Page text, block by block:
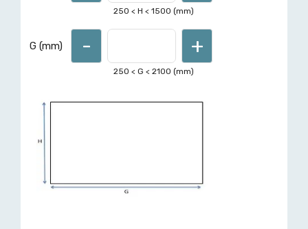
demandez un devis ici
250 < H <1500 (mm)
G (mm) - +
250 < G <2100 (mm)